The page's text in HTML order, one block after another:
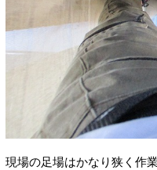
現場の足場はかなり狭く作